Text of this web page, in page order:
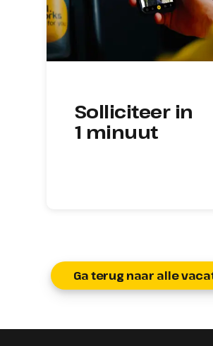
Solliciteer in
1 minuut
Ga terug naar alle